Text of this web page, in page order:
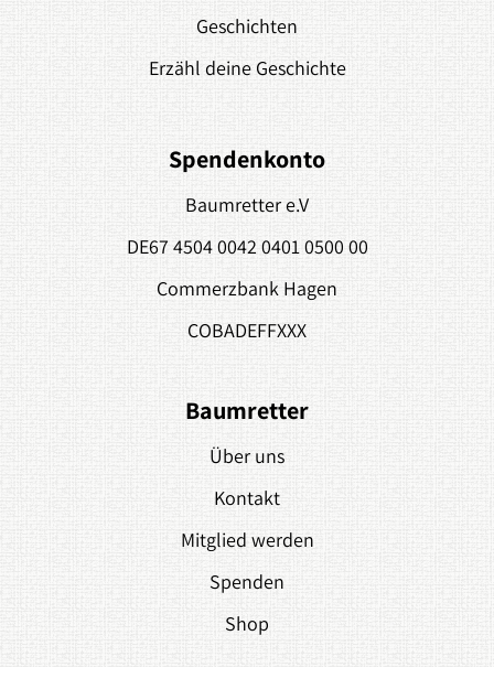
Geschichten
Erzähl deine Geschichte
Spendenkonto
Baumretter e.V
DE67 4504 0042 0401 0500 00
Commerzbank Hagen
COBADEFFXXX
Baumretter
Über uns
Kontakt
Mitglied werden
Spenden
Shop